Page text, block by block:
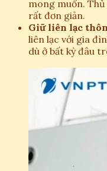
mong muốn.
rất đơn giản.
Giữ liên lạc
liên lạc với gia
dù ở bất kỳ đâu